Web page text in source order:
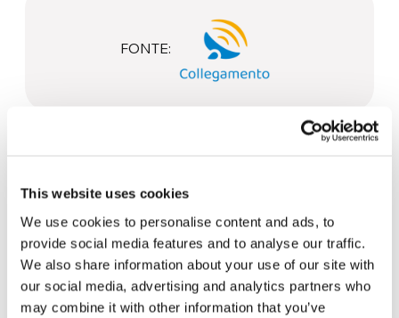
This website uses cookies
We use cookies to personalise content and ads, to
provide social media features and to analyse our traffic.
We also share information about your use of our site with
our social media, advertising and analytics partners who
may combine it with other information that you’ve
FONTE:
Related News